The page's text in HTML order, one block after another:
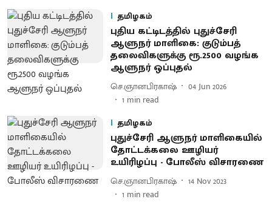
தமிழகம்
புதிய கட்டிடத்தில் புதுச்சேரி
ஆளுநர் மாளிகை: குடும்பத்
தலைவிகளுக்கு ரூ.2500 வழங்க
ஆளுநர் ஒப்புதல்
செ.ஞானபிரகாஷ்
04 Jun 2026
1 min read
தமிழகம்
புதுச்சேரி ஆளுநர் மாளிகையில்
தோட்டக்கலை ஊழியர்
உயிரிழப்பு - போலீஸ் விசாரணை
செ.ஞானபிரகாஷ்
14 Nov 2023
1 min read